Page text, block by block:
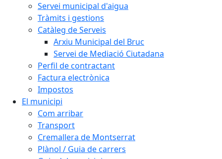
Servei municipal d'aigua
Tràmits i gestions
Catàleg de Serveis
Arxiu Municipal del Bruc
Servei de Mediació Ciutadana
Perfil de contractant
Factura electrònica
Impostos
El municipi
Com arribar
Transport
Cremallera de Montserrat
Plànol / Guia de carrers